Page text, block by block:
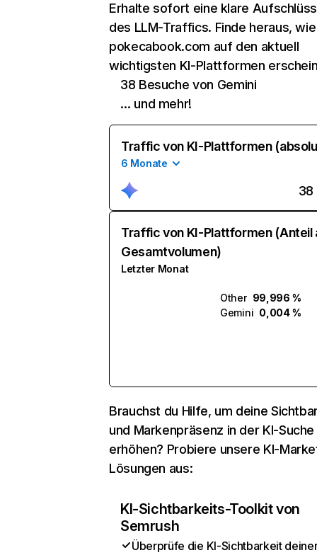
Erhalte sofort eine klare
des LLM-Traffics. Finde heraus, wie
pokecabook.com auf den aktuell
wichtigsten KI-Plattformen
38 Besuche von Gemini
… und mehr!
Traffic von KI-Plattformen
6 Monate
38
Traffic von KI-Plattformen (Anteil
Gesamtvolumen)
Letzter Monat
Other 99,996 %
Gemini 0,004 %
Brauchst du Hilfe, um deine
und Markenpräsenz in der KI-Suche
erhöhen? Probiere unsere KI-
Lösungen aus:
KI-Sichtbarkeits-Toolkit von
Semrush
Überprüfe die KI-Sichtbarkeit